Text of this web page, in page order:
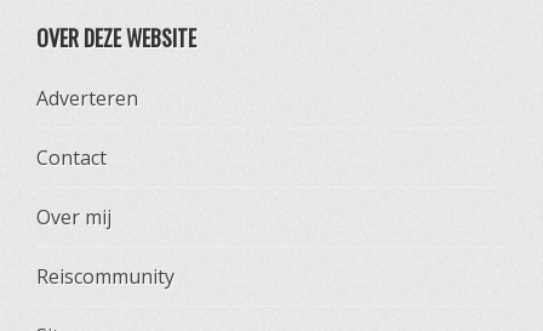
OVER DEZE WEBSITE
Adverteren
Contact
Over mij
Reiscommunity